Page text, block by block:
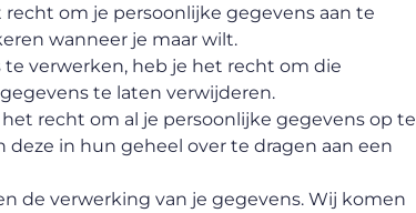
om je persoonlijke gegevens aan te
wanneer je maar wilt.
verwerken, heb je het recht om die
te laten verwijderen.
recht om al je persoonlijke gegevens op te
in hun geheel over te dragen aan een
de verwerking van je gegevens. Wij komen